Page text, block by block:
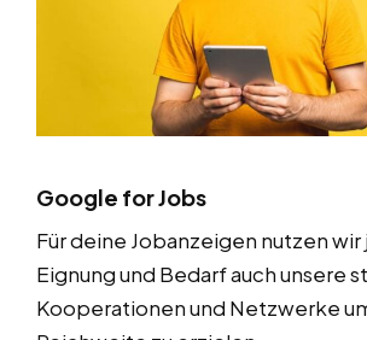
Google for Jobs
Für deine Jobanzeigen nutzen wir
Eignung und Bedarf auch unsere
Kooperationen und Netzwerke